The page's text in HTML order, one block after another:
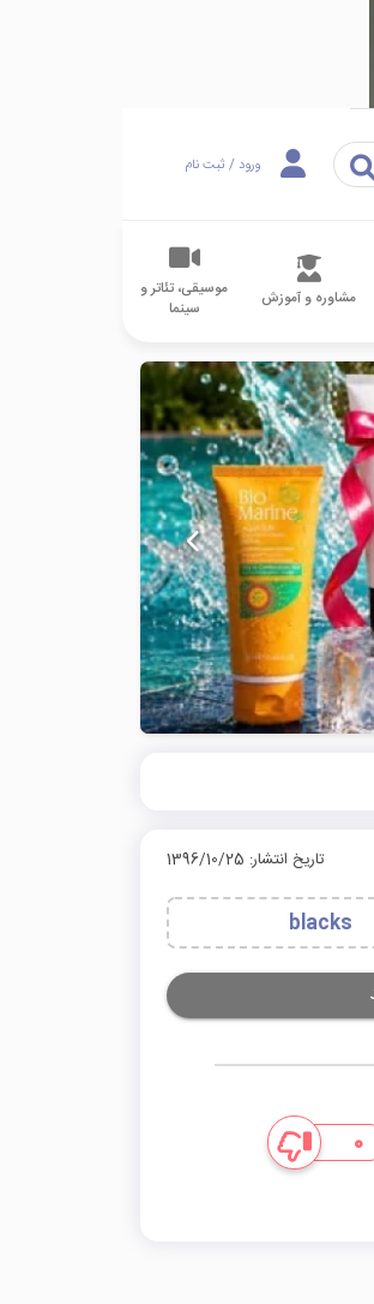
ورود / ثبت نام
مشاوره و آموزش
موسیقی، تئاتر و
سینما
تاریخ انتشار: 1396/10/25
blacks
0